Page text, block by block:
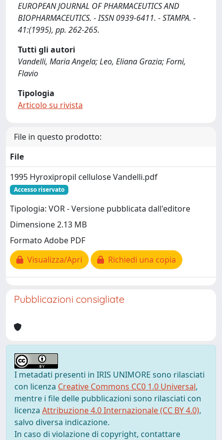
EUROPEAN JOURNAL OF PHARMACEUTICS AND
BIOPHARMACEUTICS. - ISSN 0939-6411. - STAMPA. -
41:(1995), pp. 262-265.
Tutti gli autori
Vandelli, Maria Angela; Leo, Eliana Grazia; Forni,
Flavio
Tipologia
Articolo su rivista
File in questo prodotto:
File
1995 Hyroxipropil cellulose Vandelli.pdf
Accesso riservato
Tipologia: VOR - Versione pubblicata dall'editore
Dimensione 2.13 MB
Formato Adobe PDF
Visualizza/Apri
Richiedi una copia
Pubblicazioni consigliate
I metadati presenti in IRIS UNIMORE sono rilasciati
con licenza Creative Commons CC0 1.0 Universal,
mentre i file delle pubblicazioni sono rilasciati con
licenza Attribuzione 4.0 Internazionale (CC BY 4.0),
salvo diversa indicazione.
In caso di violazione di copyright, contattare